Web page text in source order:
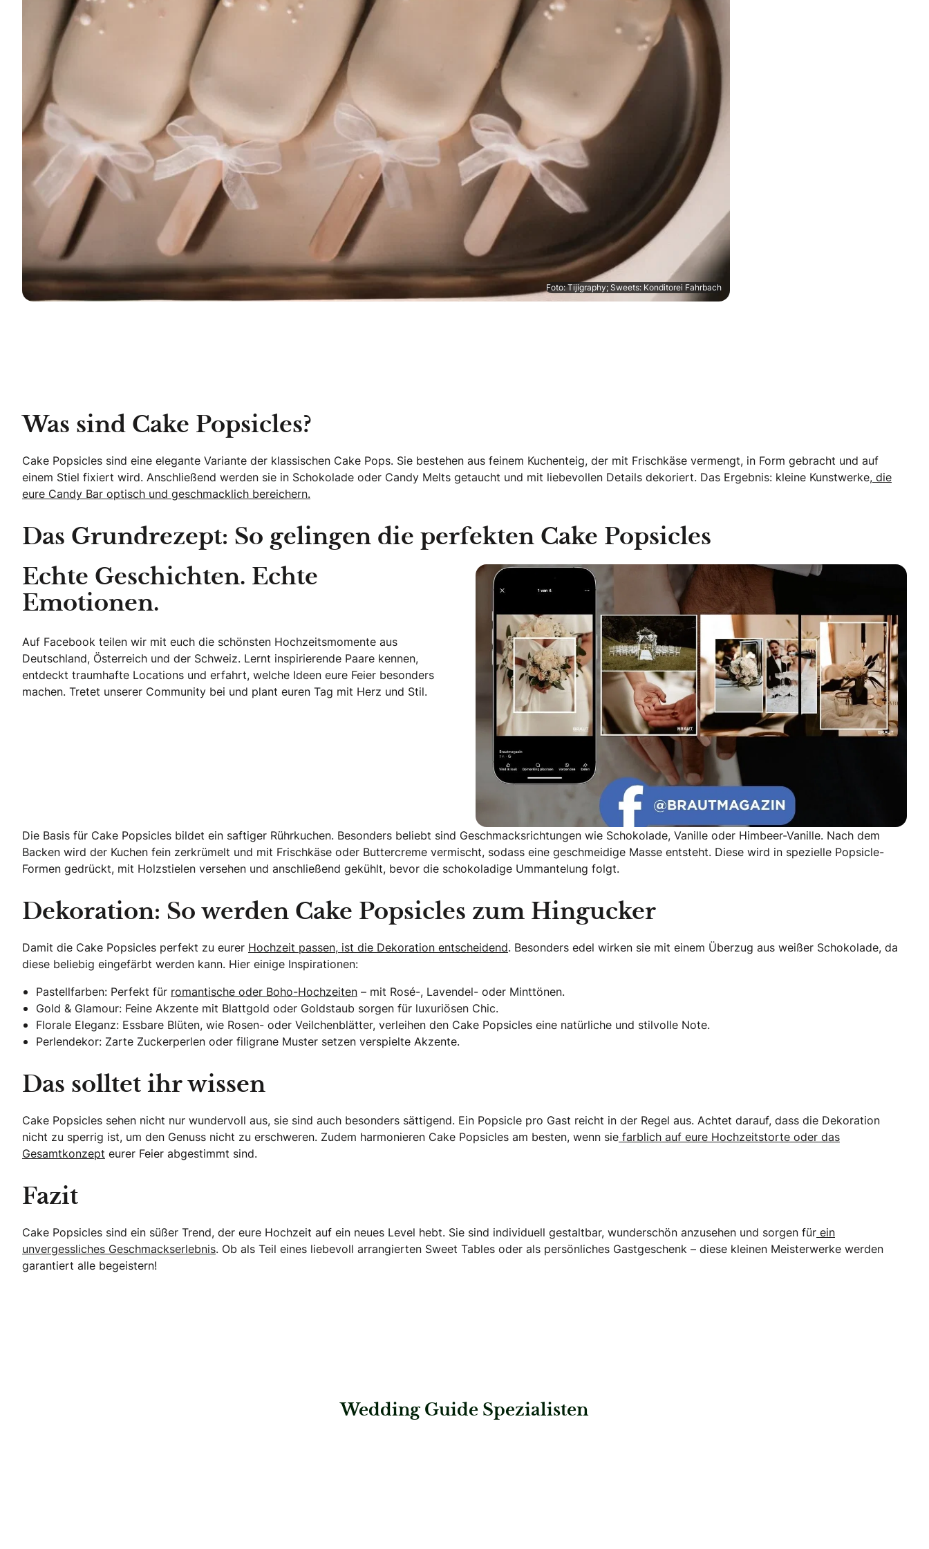
Foto: Tijigraphy; Sweets: Konditorei Fahrbach
Was sind Cake Popsicles?
Cake Popsicles sind eine elegante Variante der klassischen Cake Pops. Sie bestehen aus feinem Kuchenteig, der mit Frischkäse vermengt, in Form gebracht und auf
einem Stiel fixiert wird. Anschließend werden sie in Schokolade oder Candy Melts getaucht und mit liebevollen Details dekoriert. Das Ergebnis: kleine Kunstwerke, die
eure Candy Bar optisch und geschmacklich bereichern.
Das Grundrezept: So gelingen die perfekten Cake Popsicles
Echte Geschichten. Echte
Emotionen.
Auf Facebook teilen wir mit euch die schönsten Hochzeitsmomente aus
Deutschland, Österreich und der Schweiz. Lernt inspirierende Paare kennen,
entdeckt traumhafte Locations und erfahrt, welche Ideen eure Feier besonders
machen. Tretet unserer Community bei und plant euren Tag mit Herz und Stil.
Die Basis für Cake Popsicles bildet ein saftiger Rührkuchen. Besonders beliebt sind Geschmacksrichtungen wie Schokolade, Vanille oder Himbeer-Vanille. Nach dem
Backen wird der Kuchen fein zerkrümelt und mit Frischkäse oder Buttercreme vermischt, sodass eine geschmeidige Masse entsteht. Diese wird in spezielle Popsicle-
Formen gedrückt, mit Holzstielen versehen und anschließend gekühlt, bevor die schokoladige Ummantelung folgt.
Dekoration: So werden Cake Popsicles zum Hingucker
Damit die Cake Popsicles perfekt zu eurer Hochzeit passen, ist die Dekoration entscheidend. Besonders edel wirken sie mit einem Überzug aus weißer Schokolade, da
diese beliebig eingefärbt werden kann. Hier einige Inspirationen:
Pastellfarben: Perfekt für romantische oder Boho-Hochzeiten – mit Rosé-, Lavendel- oder Minttönen.
Gold & Glamour: Feine Akzente mit Blattgold oder Goldstaub sorgen für luxuriösen Chic.
Florale Eleganz: Essbare Blüten, wie Rosen- oder Veilchenblätter, verleihen den Cake Popsicles eine natürliche und stilvolle Note.
Perlendekor: Zarte Zuckerperlen oder filigrane Muster setzen verspielte Akzente.
Das solltet ihr wissen
Cake Popsicles sehen nicht nur wundervoll aus, sie sind auch besonders sättigend. Ein Popsicle pro Gast reicht in der Regel aus. Achtet darauf, dass die Dekoration
nicht zu sperrig ist, um den Genuss nicht zu erschweren. Zudem harmonieren Cake Popsicles am besten, wenn sie farblich auf eure Hochzeitstorte oder das
Gesamtkonzept eurer Feier abgestimmt sind.
Fazit
Cake Popsicles sind ein süßer Trend, der eure Hochzeit auf ein neues Level hebt. Sie sind individuell gestaltbar, wunderschön anzusehen und sorgen für ein
unvergessliches Geschmackserlebnis. Ob als Teil eines liebevoll arrangierten Sweet Tables oder als persönliches Gastgeschenk – diese kleinen Meisterwerke werden
garantiert alle begeistern!
Wedding Guide Spezialisten